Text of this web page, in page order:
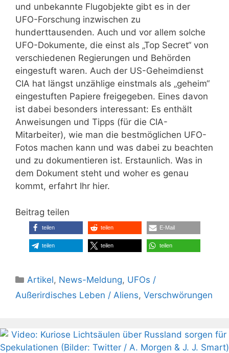
und unbekannte Flugobjekte gibt es in der
UFO-Forschung inzwischen zu
hunderttausenden. Auch und vor allem solche
UFO-Dokumente, die einst als „Top Secret“ von
verschiedenen Regierungen und Behörden
eingestuft waren. Auch der US-Geheimdienst
CIA hat längst unzählige einstmals als „geheim“
eingestuften Papiere freigegeben. Eines davon
ist dabei besonders interessant: Es enthält
Anweisungen und Tipps (für die CIA-
Mitarbeiter), wie man die bestmöglichen UFO-
Fotos machen kann und was dabei zu beachten
und zu dokumentieren ist. Erstaunlich. Was in
dem Dokument steht und woher es genau
kommt, erfahrt Ihr hier.
Beitrag teilen
teilen teilen E-Mail
teilen teilen teilen
Kategorien
Artikel, News-Meldung, UFOs /
Außerirdisches Leben / Aliens, Verschwörungen